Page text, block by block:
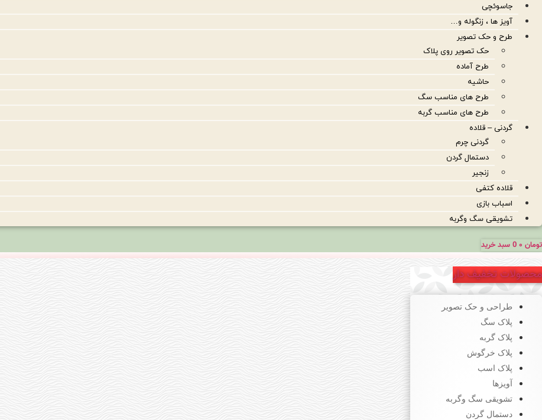
جاسوئچی
آویز ها ، زنگوله و…
طرح و حک تصویر
حک تصویر روی پلاک
طرح آماده
حاشیه
طرح های مناسب سگ
طرح های مناسب گربه
گردنی – قلاده
گردنی چرم
دستمال گردن
زنجیر
قلاده کتفی
اسباب بازی
تشویقی سگ وگربه
تومان 0 سبد خرید
محصولات تخفیف دار
طراحی و حک تصویر
پلاک سگ
پلاک گربه
پلاک خرگوش
پلاک اسب
آویزها
تشویقی سگ وگربه
دستمال گردن